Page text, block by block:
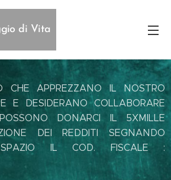
di Vita
CHE APPREZZANO IL NOSTRO
E DESIDERANO COLLABORARE
DONARCI IL 5XMILLE
DEI REDDITI SEGNANDO
SPAZIO IL COD. FISCALE :